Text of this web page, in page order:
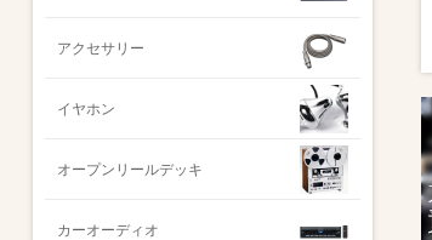
アクセサリー
イヤホン
オープンリールデッキ
カーオーディオ